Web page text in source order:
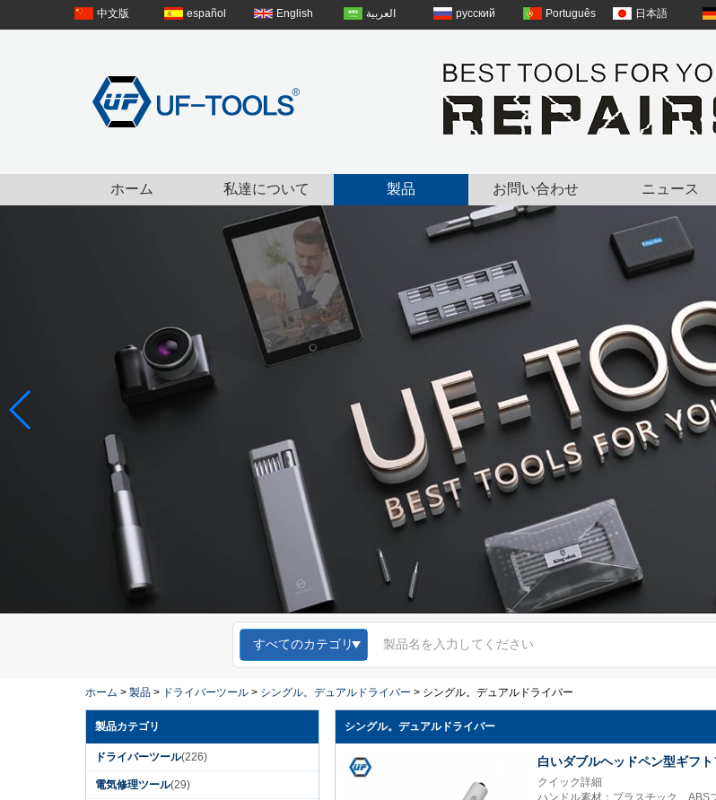
中文版 español English العربية русский Português 日本語
ホーム 私達について 製品 お問い合わせ ニュース
すべてのカテゴリ
ホーム > 製品> ドライバーツール> シングル。デュアルドライバー > シングル。デュアルドライバー
製品カテゴリ
ドライバーツール(226)
電気修理ツール(29)
シングル。デュアルドライバー
白いダブルヘッドペン型ギフ
クイック詳細
ハンドル素材：プラスチック、ABS